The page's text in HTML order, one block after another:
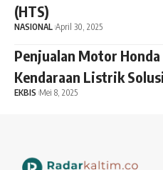
(HTS)
NASIONAL April 30, 2025
Penjualan Motor
Kendaraan Listrik
EKBIS Mei 8, 2025